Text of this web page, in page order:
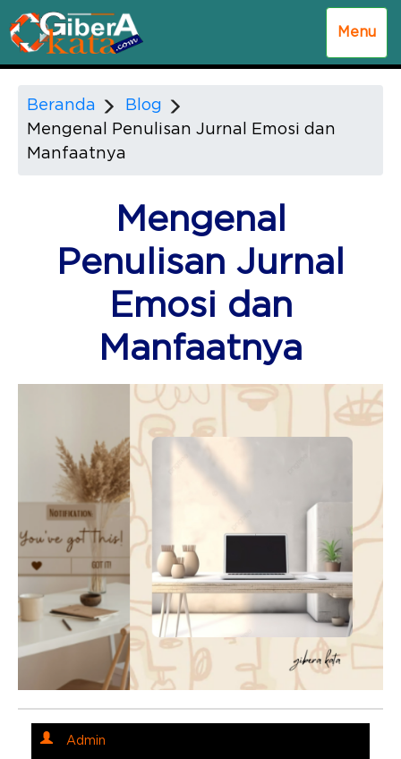
Menu
Beranda
Blog
Mengenal Penulisan Jurnal Emosi dan
Manfaatnya
Mengenal
Penulisan Jurnal
Emosi dan
Manfaatnya
Admin